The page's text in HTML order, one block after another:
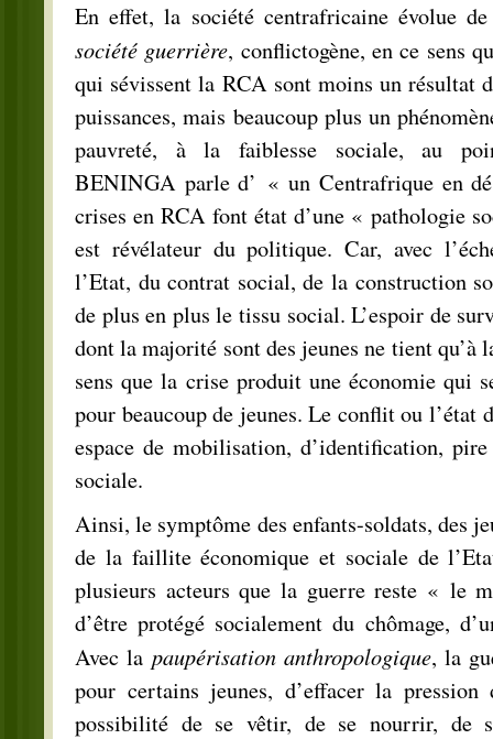
En effet, la société centrafricaine évolue
société guerrière, conflictogène, en ce sens
qui sévissent la RCA sont moins un résultat
puissances, mais beaucoup plus un
pauvreté, à la faiblesse sociale, au
BENINGA parle d’ « un Centrafrique en
crises en RCA font état d’une « pathologie
est révélateur du politique. Car, avec
l’Etat, du contrat social, de la construction
de plus en plus le tissu social. L’espoir de
dont la majorité sont des jeunes ne tient qu’à
sens que la crise produit une économie qui
pour beaucoup de jeunes. Le conflit ou l’état
espace de mobilisation, d’identification,
sociale.
Ainsi, le symptôme des enfants-soldats, des
de la faillite économique et sociale de
plusieurs acteurs que la guerre reste « le
d’être protégé socialement du chômage,
Avec la paupérisation anthropologique, la
pour certains jeunes, d’effacer la pression
possibilité de se vêtir, de se nourrir, de